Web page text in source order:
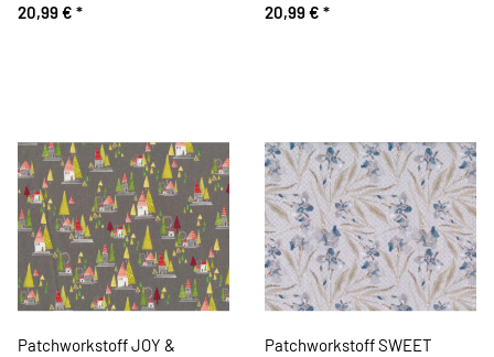
Medaillons, hellgrün-rostrot
20,99 € *
Ringe, natur dunkel
20,99 € *
Patchworkstoff JOY &
Patchworkstoff SWEET